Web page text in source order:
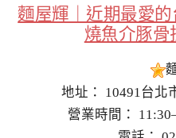
麵屋輝｜近期最愛
燒魚介豚骨
地址： 10491台北
營業時間：